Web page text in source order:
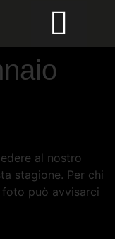
al nostro
stagione. Per chi
può avvisarci